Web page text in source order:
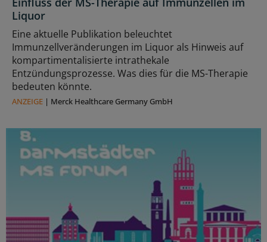
Liquor
Eine aktuelle Publikation beleuchtet
Immunzellveränderungen im Liquor als Hinweis auf
kompartimentalisierte intrathekale
Entzündungsprozesse. Was dies für die MS-Therapie
bedeuten könnte.
ANZEIGE | Merck Healthcare Germany GmbH